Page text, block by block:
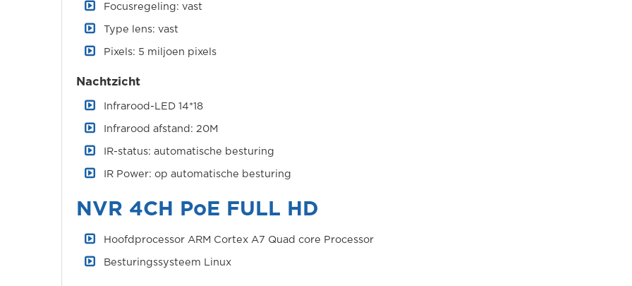
Focusregeling: vast
Type lens: vast
Pixels: 5 miljoen pixels
Nachtzicht
Infrarood-LED 14*18
Infrarood afstand: 20M
IR-status: automatische besturing
IR Power: op automatische besturing
NVR 4CH PoE FULL HD
Hoofdprocessor ARM Cortex A7 Quad core Processor
Besturingssysteem Linux